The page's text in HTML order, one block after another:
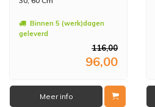
Binnen 5 (werk)dagen
geleverd
116,00
96,00
Meer info